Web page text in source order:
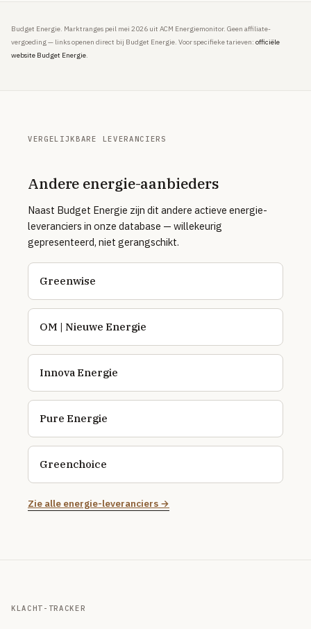
Budget Energie. Marktranges peil mei 2026 uit ACM Energiemonitor. Geen affiliate-
vergoeding — links openen direct bij Budget Energie. Voor specifieke tarieven: officiële
website Budget Energie.
VERGELIJKBARE LEVERANCIERS
Andere energie-aanbieders
Naast Budget Energie zijn dit andere actieve energie-
leveranciers in onze database — willekeurig
gepresenteerd, niet gerangschikt.
Greenwise
OM | Nieuwe Energie
Innova Energie
Pure Energie
Greenchoice
Zie alle energie-leveranciers →
KLACHT-TRACKER